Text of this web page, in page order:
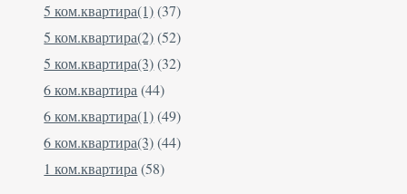
5 ком.квартира(1)(37)
5 ком.квартира(2)(52)
5 ком.квартира(3)(32)
6 ком.квартира (44)
6 ком.квартира(1)(49)
6 ком.квартира(3)(44)
1 ком.квартира (58)